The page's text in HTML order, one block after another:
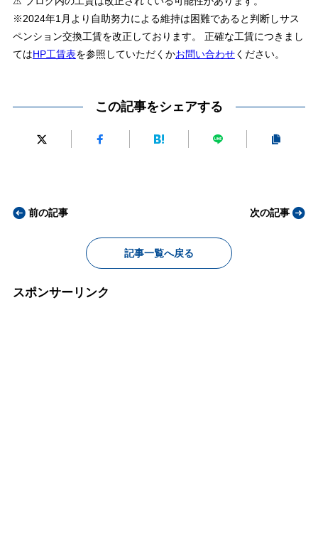
※2024年1月より自助努力による維持は困難であると判断しサス
ペンション交換工賃を改正しております。 正確な工賃につきまし
てはHP工賃表を参照していただくかお問い合わせください。
この記事をシェアする
前の記事
記事一覧へ戻る
次の記事
スポンサーリンク